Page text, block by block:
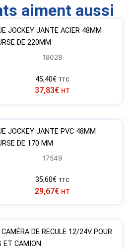
aiment aussi
JOCKEY JANTE ACIER 48MM
DE 220MM
18028
45,40€ TTC
37,83€ HT
JOCKEY JANTE PVC 48MM
DE 170 MM
17549
35,60€ TTC
29,67€ HT
DE RECULE 12/24V POUR
ET CAMION